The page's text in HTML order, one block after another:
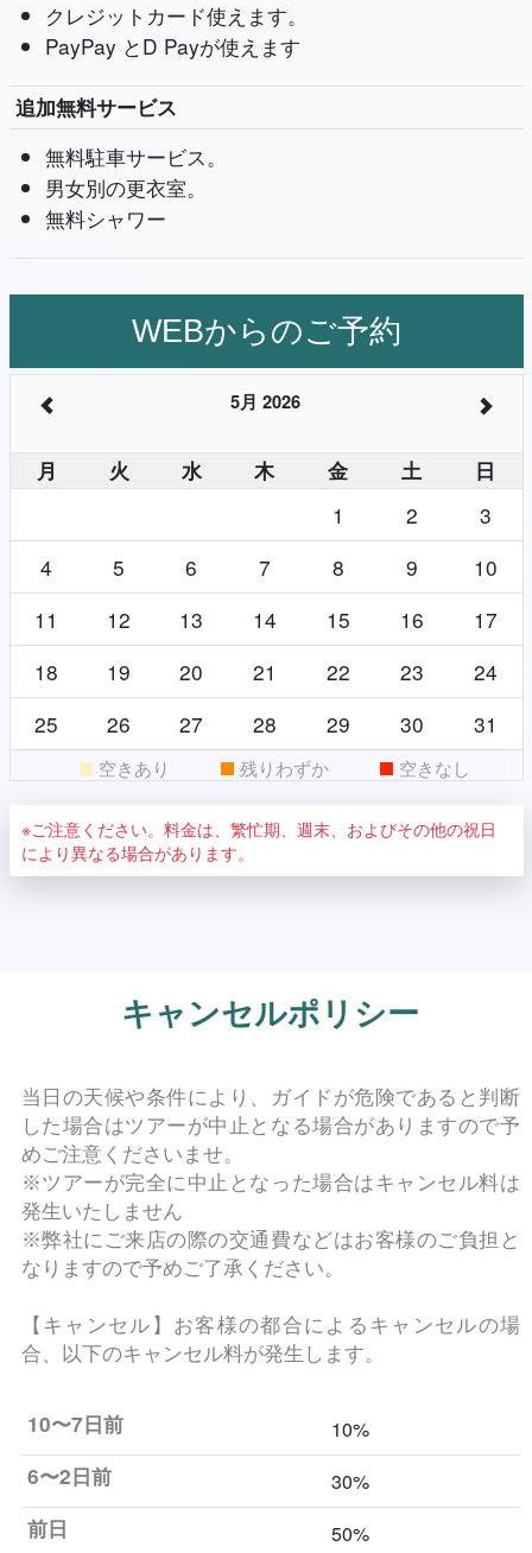
クレジットカード使えます。
PayPay とD Payが使えます
追加無料サービス
無料駐車サービス。
男女別の更衣室。
無料シャワー
WEBからのご予約
5月 2026
月 火 水 木 金 土 日
1 2
3
4
5 6 7 8 9
10
11
12 13 14 15 16
17
18
19 20 21 22 23
24
25
26 27 28 29 30 31
空きあり 残りわずか 空きなし
※ご注意ください。料金は、繁忙期、週末、およびその他の祝日
により異なる場合があります。
キャンセルポリシー
当日の天候や条件により、ガイドが危険であると判断
した場合はツアーが中止となる場合がありますので予
めご注意くださいませ。
※ツアーが完全に中止となった場合はキャンセル料は
発生いたしません
※弊社にご来店の際の交通費などはお客様のご負担と
なりますので予めご了承ください。
【キャンセル】お客様の都合によるキャンセルの場
合、以下のキャンセル料が発生します。
10〜7日前 10%
6〜2日前 30%
前日 50%